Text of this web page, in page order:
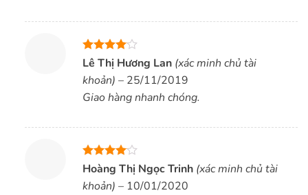
Được
xếp hạng
45 sao
Lê Thị Hương Lan (xác minh chủ tài
khoản) – 25/11/2019
Giao hàng nhanh chóng.
Được
xếp hạng
45 sao
Hoàng Thị Ngọc Trinh (xác minh chủ tài
khoản) – 10/01/2020